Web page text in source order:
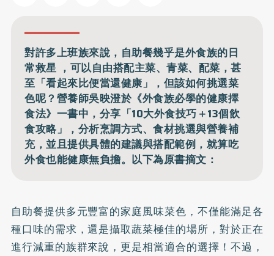
對許多上班族來說，自助餐幾乎是外食族的日
常救星 ，可以自由搭配主菜、青菜、配菜，甚
至「看起來比便當還健康」，但該如何挑選菜
色呢？營養師吳映澄於《外食族必學的健康擇
食法》一書中，分享「10大外食技巧＋13個飲
食攻略」，分析烹調方式、食材挑選與營養補
充，並且提供具體的建議與搭配範例，就算吃
外食也能健康無負擔。以下為原書摘文：
自助餐提供多元豐富的家庭風味菜色，不僅能滿足各
種口味的需求，還是攝取蔬菜極佳的場所，對於正在
進行減重的族群來說，更是相當適合的選擇！不過，